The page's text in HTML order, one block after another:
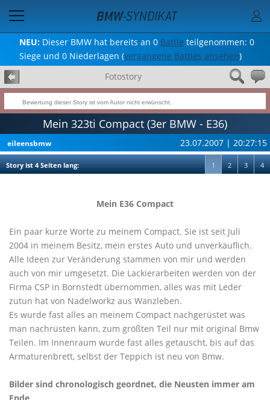
NEU: Dieser BMW hat bereits an 0 Battle teilgenommen: 0
Siege und 0 Niederlagen (vergangene Battles ansehen)
Fotostory
Bewertung dieser Story ist vom Autor nicht erwünscht.
Mein 323ti Compact (3er BMW - E36)
eileensbmw 23.07.2007 | 20:27:15
Story ist 4 Seiten lang: 1 2 3 4
Mein E36 Compact
Ein paar kurze Worte zu meinem Compact. Sie ist seit Juli
2004 in meinem Besitz, mein erstes Auto und unverkäuflich.
Alle Ideen zur Veränderung stammen von mir und werden
auch von mir umgesetzt. Die Lackierarbeiten werden von der
Firma CSP in Bornstedt übernommen, alles was mit Leder
zutun hat von Nadelworkz aus Wanzleben.
Es wurde fast alles an meinem Compact nachgerüstet was
man nachrüsten kann, zum größten Teil nur mit original Bmw
Teilen. Im Innenraum wurde fast alles getauscht, bis auf das
Armaturenbrett, selbst der Teppich ist neu von Bmw.
Bilder sind chronologisch geordnet, die Neusten immer am